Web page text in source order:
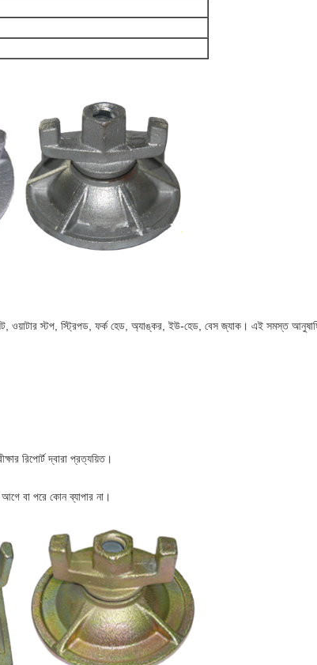
ওয়াটার স্টপ, স্ট্রিপড, ফর্ক হেড, অ্যাঙ্কর, ইউ-হেড, বেস জ্যাক। এই সমস্ত
রিপোর্ট দ্বারা প্রত্যয়িত।
আগে বা পরে কোন ব্যাপার না।